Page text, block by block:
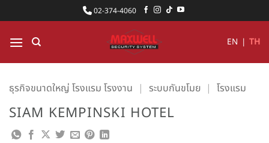
ไป
ยัง
เนื้อหา
02-374-4060
EN | TH
ธุรกิจขนาดใหญ่ โรงแรม โรงงาน | ระบบกันขโมย | โรงแรม
SIAM KEMPINSKI HOTEL